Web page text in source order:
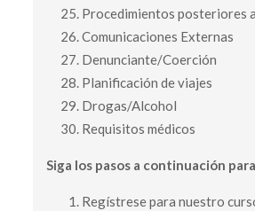
Procedimientos posteriores
Comunicaciones Externas
Denunciante/Coerción
Planificación de viajes
Drogas/Alcohol
Requisitos médicos
Siga los pasos a continuación
Regístrese para nuestro